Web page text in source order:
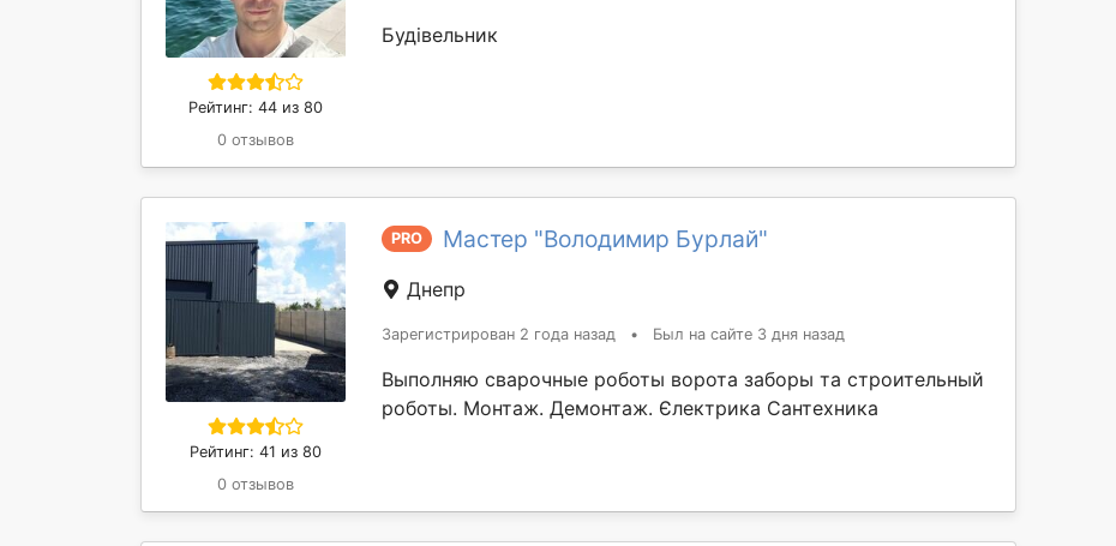
Рейтинг: 44 из 80
0 отзывов
Будівельник
Рейтинг: 41 из 80
0 отзывов
PRO Мастер "Володимир Бурлай"
Днепр
Зарегистрирован 2 года назад • Был на сайте 3 дня назад
Выполняю сварочные роботы ворота заборы та строительный
роботы. Монтаж. Демонтаж. Єлектрика Сантехника